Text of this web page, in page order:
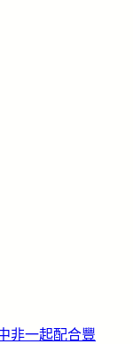
非一起配合豐